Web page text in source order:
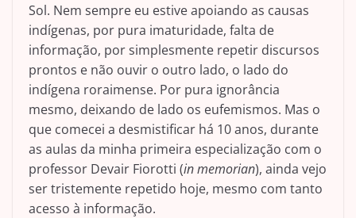
Sol. Nem sempre eu estive apoiando as causas
indígenas, por pura imaturidade, falta de
informação, por simplesmente repetir discursos
prontos e não ouvir o outro lado, o lado do
indígena roraimense. Por pura ignorância
mesmo, deixando de lado os eufemismos. Mas o
que comecei a desmistificar há 10 anos, durante
as aulas da minha primeira especialização com o
professor Devair Fiorotti (in memorian), ainda vejo
ser tristemente repetido hoje, mesmo com tanto
acesso à informação.